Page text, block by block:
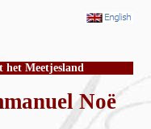
het Meetjesland
Noë